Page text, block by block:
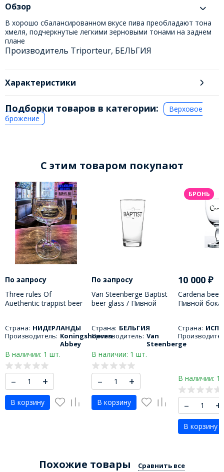
Обзор
В хорошо сбалансированном вкусе пива преобладают тона
хмеля, подчеркнутые легкими зерновыми тонами на заднем
плане
Производитель Triporteur, БЕЛЬГИЯ
Характеристики
Подборки товаров в категории:
Верховое
брожение
C этим товаром покупают
По запросу
Three rules Of
Auethentic trappist beer
МЛ
Страна: НИДЕРЛАНДЫ
Производитель: Koningshoeven
Abbey
В наличии: 1 шт.
– +
В корзину
По запросу
Van Steenberge Baptist
beer glass / Пивной
Страна: БЕЛЬГИЯ
Производитель: Van
Steenberge
В наличии: 1 шт.
– +
В корзину
БРОНЬ
10 000 ₽
Cardena beer
Пивной
Страна:
В наличии: 1
– +
В корзину
Похожие товары Сравнить все